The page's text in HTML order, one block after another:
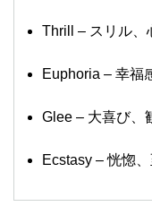
Thrill – スリル、
Euphoria – 幸福
Glee – 大喜び、
Ecstasy – 恍惚